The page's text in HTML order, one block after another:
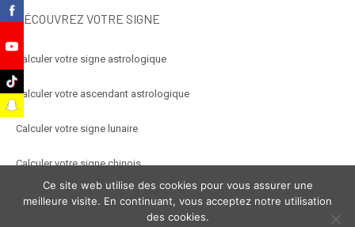
DÉCOUVREZ VOTRE SIGNE
Calculer votre signe astrologique
Calculer votre ascendant astrologique
Calculer votre signe lunaire
Calculer votre signe chinois
Calculer votre signe arabe
Ce site web utilise des cookies pour vous assurer une
meilleure visite. En continuant, vous acceptez notre utilisation
des cookies.